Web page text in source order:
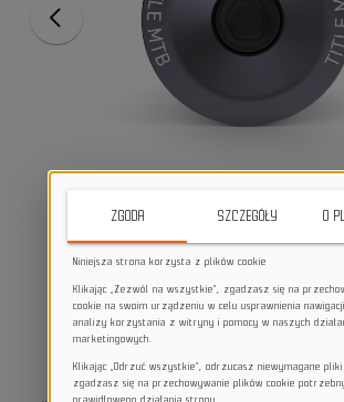
ZGODA SZCZEGÓŁY O
Niniejsza strona korzysta z plików cookie
Klikając „Zezwól na wszystkie”, zgadzasz się na
cookie na swoim urządzeniu w celu usprawnienia
analizy korzystania z witryny i pomocy w naszych
marketingowych.
Klikając „Odrzuć wszystkie”, odrzucasz niewymagane
zgadzasz się na przechowywanie plików cookie
prawidłowego działania strony.